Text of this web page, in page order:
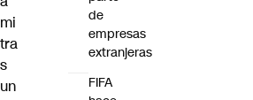
mi
tra
s
un
de
empresas
extranjeras
FIFA